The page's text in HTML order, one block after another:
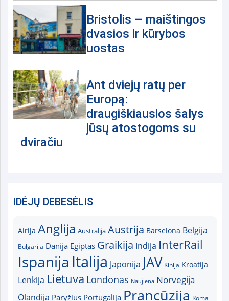
Bristolis – maištingos
dvasios ir kūrybos
uostas
Ant dviejų ratų per
Europą:
draugiškiausios šalys
jūsų atostogoms su
dviračiu
IDĖJŲ DEBESĖLIS
Airija Anglija Australija Austrija Barselona Belgija
Bulgarija Danija Egiptas Graikija Indija InterRail
Ispanija Italija Japonija JAV Kinija Kroatija
Lenkija Lietuva Londonas Naujiena Norvegija
Olandija Paryžius Portugalija Prancūzija Roma